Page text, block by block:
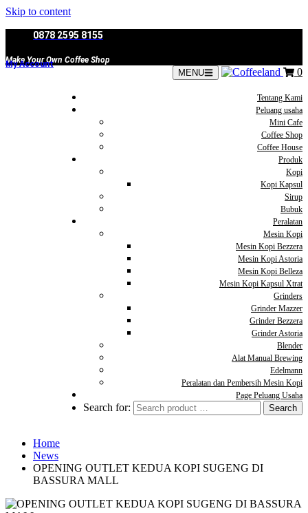
Skip to content
0878 2595 8155
Make Your Own Coffee Shop
My Account
MENU 0
Tentang Kami
Peluang usaha
Mini Cafe
Coffee Shop
Coffee House
Produk
Kopi
Kopi Kapsul
Sirup
Bubuk
Peralatan
Mesin Kopi
Mesin Kopi Bezzera
Mesin Kopi Astoria
Mesin Kopi Belleza
Mesin Kopi Kapsul Xtrat
Grinders
Grinder Mazzer
Grinder Bezzera
Grinder Astoria
Blender
Alat Manual Brewing
Edelmann
Peralatan dan Pembersih Mesin Kopi
Page Peluang Usaha
Search for:
Home
News
OPENING OUTLET KEDUA KOPI SUGENG DI
BASSURA MALL